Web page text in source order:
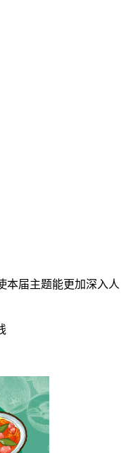
本届主题能更加深入人